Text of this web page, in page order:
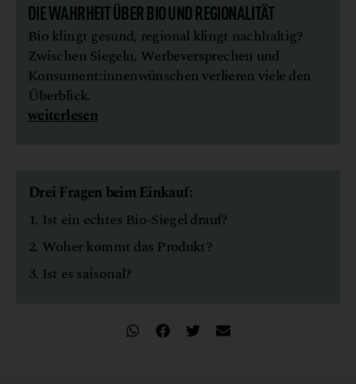
DIE WAHRHEIT ÜBER BIO UND REGIONALITÄT
Bio klingt gesund, regional klingt nachhaltig?
Zwischen Siegeln, Werbeversprechen und
Konsument:innenwünschen verlieren viele den
Überblick.
weiterlesen
Drei Fragen beim Einkauf:
1. Ist ein echtes Bio-Siegel drauf?
2. Woher kommt das Produkt?
3. Ist es saisonal?